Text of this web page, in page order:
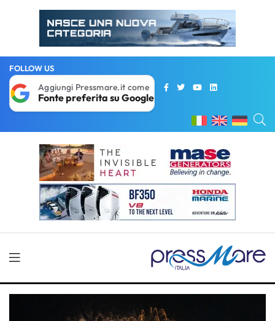
FOLLOW US
Aggiungi Pressmare.it come
Fonte preferita su Google